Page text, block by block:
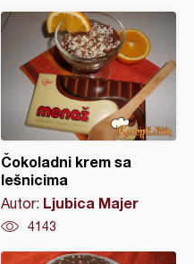
Čokoladni krem sa
lešnicima
Autor: Ljubica Majer
4143